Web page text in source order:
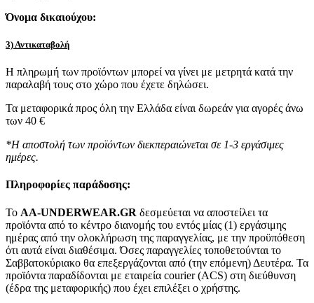
Όνομα δικαιούχου:
3) Αντικαταβολή
Η πληρωμή των προϊόντων μπορεί να γίνει με μετρητά κατά την
παραλαβή τους στο χώρο που έχετε δηλώσει.
Τα μεταφορικά προς όλη την Ελλάδα είναι δωρεάν για αγορές άνω
των 40 €
*Η αποστολή των προϊόντων διεκπεραιώνεται σε 1-3 εργάσιμες
ημέρες.
Πληροφορίες παράδοσης:
To AA-UNDERWEAR.GR δεσμεύεται να αποστείλει τα
προϊόντα από το κέντρο διανομής του εντός μίας (1) εργάσιμης
ημέρας από την ολοκλήρωση της παραγγελίας, με την προϋπόθεση
ότι αυτά είναι διαθέσιμα. Όσες παραγγελίες τοποθετούνται το
Σαββατοκύριακο θα επεξεργάζονται από (την επόμενη) Δευτέρα. Τα
προϊόντα παραδίδονται με εταιρεία courier (ACS) στη διεύθυνση
(έδρα της μεταφορικής) που έχει επιλέξει ο χρήστης.